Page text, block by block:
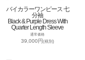
バイカラーワンピース 七
分袖
Black & Purple Dress With
Quarter Length Sleeve
通常価格
39,000円(税別)